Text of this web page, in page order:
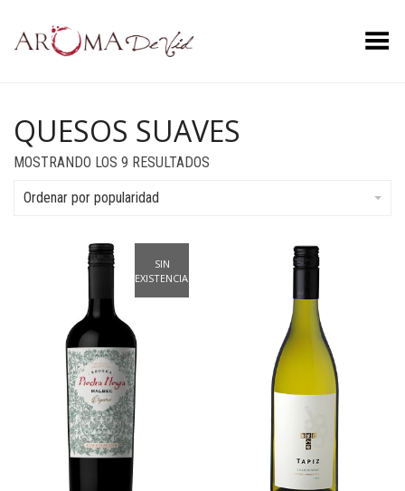
Menú
QUESOS SUAVES
MOSTRANDO LOS 9 RESULTADOS
Ordenar por popularidad
SIN
EXISTENCIAS